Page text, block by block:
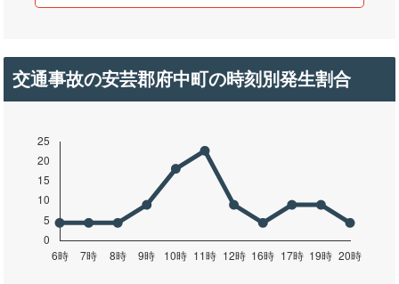
交通事故の安芸郡府中町の時刻別発生割合